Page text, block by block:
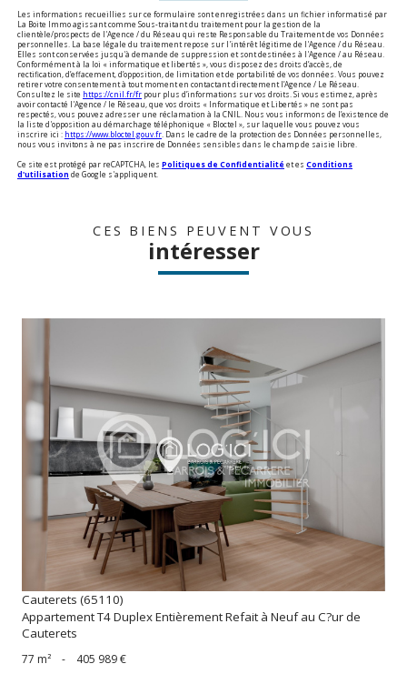
Les informations recueillies sur ce formulaire sont enregistrées dans un fichier informatisé par
La Boite Immo agissant comme Sous-traitant du traitement pour la gestion de la
clientèle/prospects de l'Agence / du Réseau qui reste Responsable du Traitement de vos Données
personnelles. La base légale du traitement repose sur l'intérêt légitime de l'Agence / du Réseau.
Elles sont conservées jusqu'à demande de suppression et sont destinées à l'Agence / au Réseau.
Conformément à la loi « informatique et libertés », vous disposez des droits d’accès, de
rectification, d’effacement, d’opposition, de limitation et de portabilité de vos données. Vous pouvez
retirer votre consentement à tout moment en contactant directement l’Agence / Le Réseau.
Consultez le site https://cnil.fr/fr pour plus d’informations sur vos droits. Si vous estimez, après
avoir contacté l'Agence / le Réseau, que vos droits « Informatique et Libertés » ne sont pas
respectés, vous pouvez adresser une réclamation à la CNIL. Nous vous informons de l’existence de
la liste d'opposition au démarchage téléphonique « Bloctel », sur laquelle vous pouvez vous
inscrire ici : https://www.bloctel.gouv.fr . Dans le cadre de la protection des Données personnelles,
nous vous invitons à ne pas inscrire de Données sensibles dans le champ de saisie libre.
Ce site est protégé par reCAPTCHA, les Politiques de Confidentialité et es Conditions
d'utilisation de Google s'appliquent.
CES BIENS PEUVENT VOUS
intéresser
voir le bien
Cauterets (65110)
Appartement T4 Duplex Entièrement Refait à Neuf au C?ur de
Cauterets
77 m² - 405 989 €